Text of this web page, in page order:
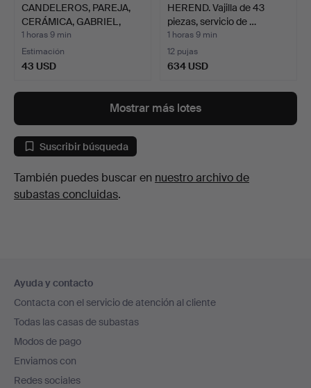
CANDELEROS, PAREJA,
CERÁMICA, GABRIEL,
SIG…
1 horas 9 min
Estimación
43 USD
HEREND. Vajilla de 43
piezas, servicio de …
1 horas 9 min
12 pujas
634 USD
Mostrar más lotes
Suscribir búsqueda
También puedes buscar en nuestro archivo de
subastas concluidas.
en
el
pie
de
página
Ayuda y contacto
Contacta con el servicio de atención al cliente
Todas las casas de subastas
Modos de pago
Enviamos con
Redes sociales